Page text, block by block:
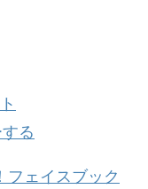
る
フェイスブック